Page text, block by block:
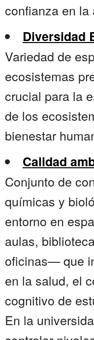
confianza en
Diversidad
Variedad de
ecosistemas
crucial para la
de los
bienestar
Calidad
Conjunto de
químicas y
entorno en
aulas,
oficinas— que
en la salud, el
cognitivo de
En la